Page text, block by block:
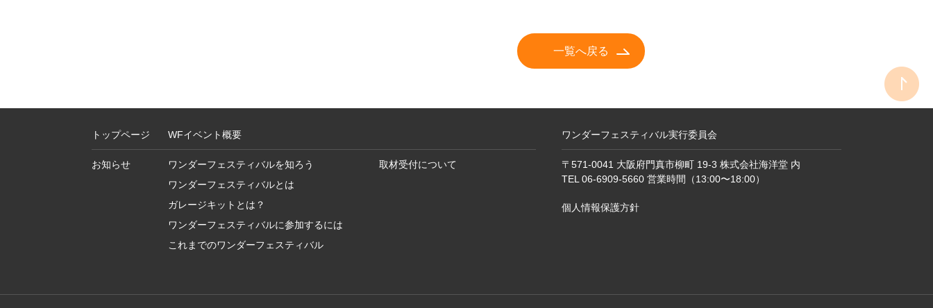
一覧へ戻る
トップページ WFイベント概要
お知らせ
ワンダーフェスティバルを知ろう
ワンダーフェスティバルとは
ガレージキットとは？
ワンダーフェスティバルに参加するには
これまでのワンダーフェスティバル
取材受付について
ワンダーフェスティバル実行委員会
〒571-0041 大阪府門真市柳町 19-3 株式会社海洋堂 内
TEL 06-6909-5660 営業時間（13:00〜18:00）
個人情報保護方針